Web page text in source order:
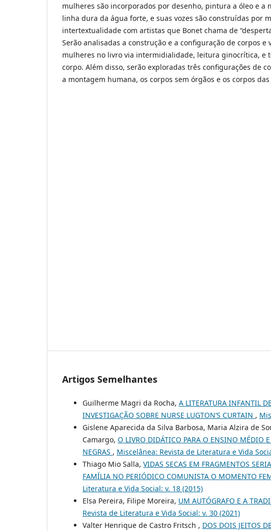
mulheres são incorporados por desenho, pintura a óleo e a
linha dura da água forte, e suas vozes são construídas por
intertextualidade com artistas que Bonet chama de
Serão analisadas a construção e a configuração de corpos e
mulheres no livro via intermidialidade, leitura ginocrítica, e
corpo. Além disso, serão exploradas três configurações de
a montagem humana, os corpos sem órgãos e os corpos
Artigos Semelhantes
Guilherme Magri da Rocha, A LITERATURA INFANTIL
INVESTIGAÇÃO SOBRE NURSE LUGTON’S CURTAIN ,
Gislene Aparecida da Silva Barbosa, Maria Alzira de
Camargo, O LIVRO DIDÁTICO PARA O ENSINO MÉDIO
NEGRAS , Miscelânea: Revista de Literatura e Vida
Thiago Mio Salla, VIDAS SECAS EM FRAGMENTOS
FAMÍLIA NO PERIÓDICO COMUNISTA O MOMENTO
Literatura e Vida Social: v. 18 (2015)
Elsa Pereira, Filipe Moreira, UM AUTÓGRAFO E A
Revista de Literatura e Vida Social: v. 30 (2021)
Valter Henrique de Castro Fritsch , DOS DOIS JEITOS